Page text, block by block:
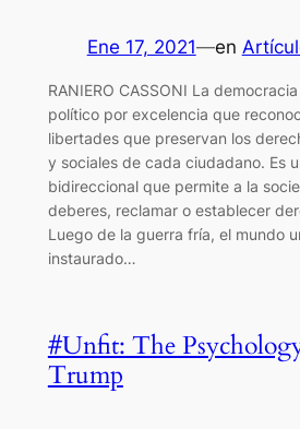
Ene 17, 2021—en
RANIERO CASSONI La
político por excelencia que
libertades que preservan los
y sociales de cada ciudadano. Es
bidireccional que permite a la
deberes, reclamar o establecer
Luego de la guerra fría, el mundo
instaurado…
#Unfit: The
Trump